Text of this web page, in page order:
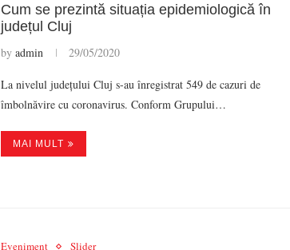
Cum se prezintă situația epidemiologică în
județul Cluj
by admin 29/05/2020
La nivelul județului Cluj s-au înregistrat 549 de cazuri de
îmbolnăvire cu coronavirus. Conform Grupului…
MAI MULT
Eveniment Slider